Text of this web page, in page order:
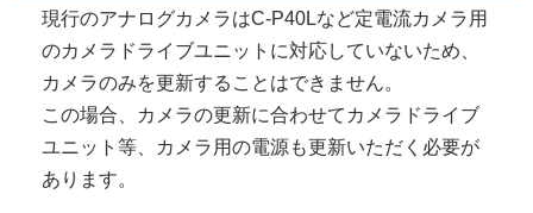
現行のアナログカメラはC-P40Lなど定電流カメラ用
のカメラドライブユニットに対応していないため、
カメラのみを更新することはできません。
この場合、カメラの更新に合わせてカメラドライブ
ユニット等、カメラ用の電源も更新いただく必要が
あります。